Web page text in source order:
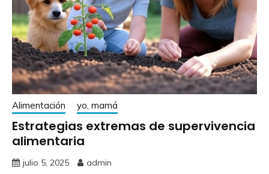
Alimentación yo, mamá
Estrategias extremas de supervivencia
alimentaria
julio 5, 2025 admin